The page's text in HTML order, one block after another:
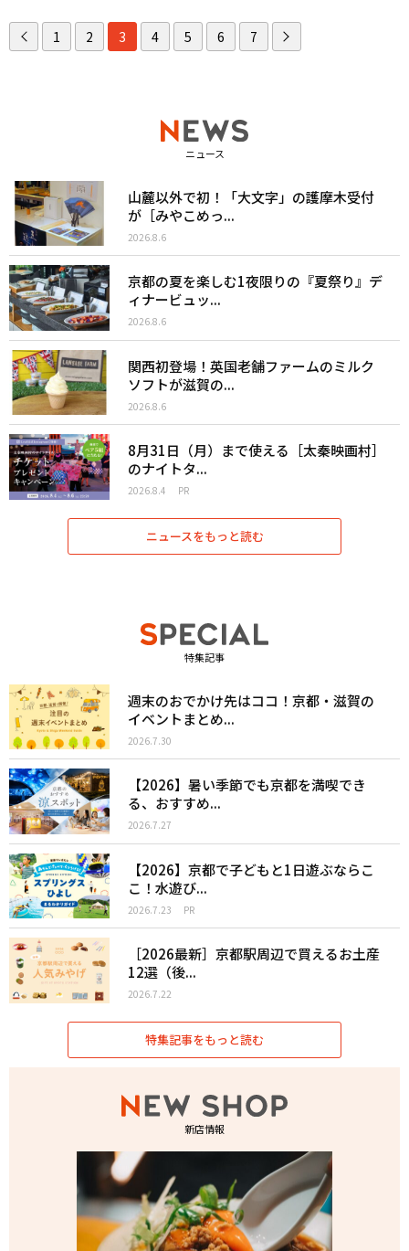
1 2 3 4 5 6 7
ニュース
山麓以外で初！「大文字」の護摩木受付
が［みやこめっ...
2026.8.6
京都の夏を楽しむ1夜限りの『夏祭り』デ
ィナービュッ...
2026.8.6
関西初登場！英国老舗ファームのミルク
ソフトが滋賀の...
2026.8.6
8月31日（月）まで使える［太秦映画村］
のナイトタ...
2026.8.4 PR
ニュースをもっと読む
特集記事
週末のおでかけ先はココ！京都・滋賀の
イベントまとめ...
2026.7.30
【2026】暑い季節でも京都を満喫でき
る、おすすめ...
2026.7.27
【2026】京都で子どもと1日遊ぶならこ
こ！水遊び...
2026.7.23 PR
［2026最新］京都駅周辺で買えるお土産
12選（後...
2026.7.22
特集記事をもっと読む
新店情報